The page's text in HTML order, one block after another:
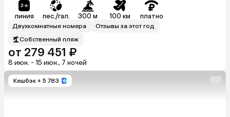
линия пес./гал. 300 м 100 км платно
Двухкомнатные номера
Отзывы за этот год
Собственный пляж
от 279 451 ₽
8 июн. - 15 июн., 7 ночей
Кешбэк + 5 783